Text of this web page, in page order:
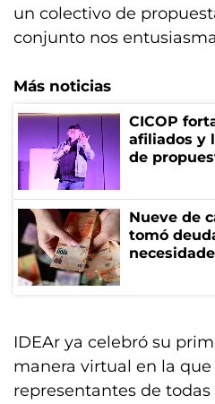
un colectivo de
conjunto nos
Más noticias
CICOP
afiliados y
de
Nueve de
tomó
IDEAr ya celebró su
manera virtual en la
representantes de